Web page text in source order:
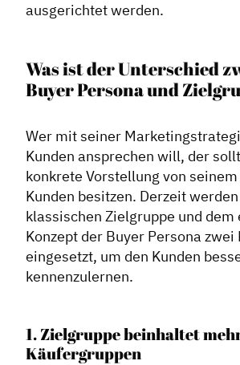
ausgerichtet werden.
Was ist der Unterschied
Buyer Persona und
Wer mit seiner
Kunden ansprechen will, der
konkrete Vorstellung von
Kunden besitzen. Derzeit
klassischen Zielgruppe und dem
Konzept der Buyer Persona zwei
eingesetzt, um den Kunden
kennenzulernen.
1. Zielgruppe beinhaltet
Käufergruppen